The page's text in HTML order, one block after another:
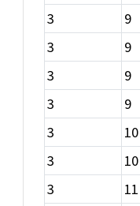
3
9
3
9
3
9
3
9
3
10
3
10
3
11